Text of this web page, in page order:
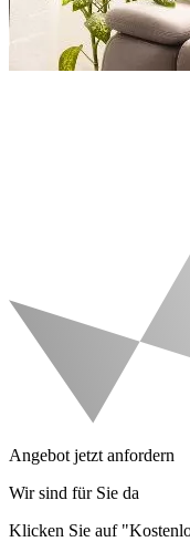
Angebot jetzt anfordern
Wir sind für Sie da
Klicken Sie auf